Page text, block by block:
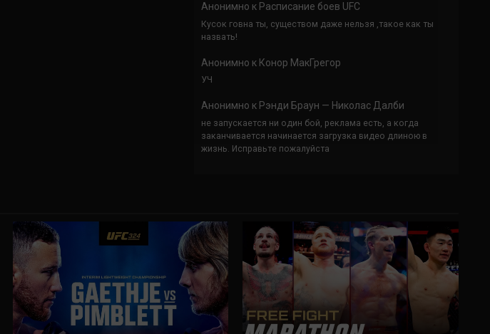
Анонимно к Расписание боев UFC
Кусок говна ты, существом даже нельзя ,такое как ты
назвать!
Анонимно к Конор МакГрегор
УЧ
Анонимно к Рэнди Браун — Николас Далби
не запускается ни один бой, реклама есть, а когда
заканчивается начинается загрузка видео длиною в
жизнь. Исправьте пожалуйста